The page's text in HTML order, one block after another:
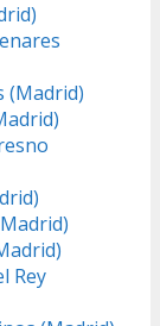
(Madrid)
Rey